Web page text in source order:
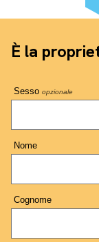
È la
Sessoopzionale
Nome
Cognome